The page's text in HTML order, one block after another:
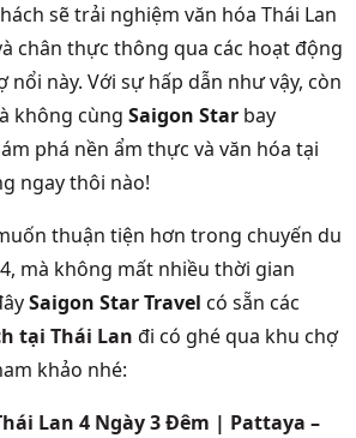
sẽ trải nghiệm văn hóa Thái Lan
chân thực thông qua các hoạt động
nổi này. Với sự hấp dẫn như vậy, còn
không cùng Saigon Star bay
phá nền ẩm thực và văn hóa tại
ngay thôi nào!
thuận tiện hơn trong chuyến du
mà không mất nhiều thời gian
Saigon Star Travel có sẵn các
tại Thái Lan đi có ghé qua khu chợ
khảo nhé:
Lan 4 Ngày 3 Đêm | Pattaya –